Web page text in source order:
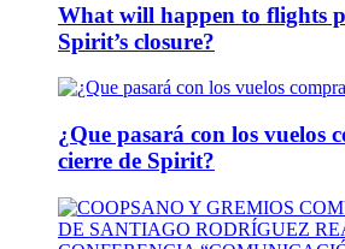
What will happen to flights
Spirit’s closure?
¿Que pasará con los vuelos
cierre de Spirit?